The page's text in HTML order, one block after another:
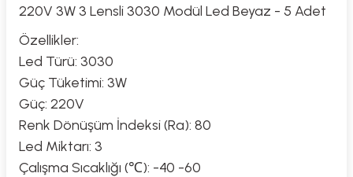
220V 3W 3 Lensli 3030 Modül Led Beyaz - 5 Adet
Özellikler:
Led Türü: 3030
Güç Tüketimi: 3W
Güç: 220V
Renk Dönüşüm İndeksi (Ra): 80
Led Miktarı: 3
Çalışma Sıcaklığı (℃): -40 -60